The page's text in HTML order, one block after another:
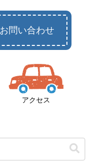
お問い合わせ
アクセス